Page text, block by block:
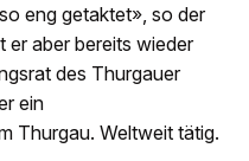
eng getaktet», so der
er aber bereits wieder
des Thurgauer
ein
Thurgau. Weltweit tätig.